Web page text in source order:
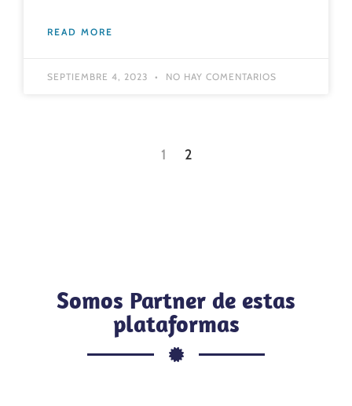
READ MORE
SEPTIEMBRE 4, 2023 NO HAY COMENTARIOS
1 2
Somos Partner de estas
plataformas